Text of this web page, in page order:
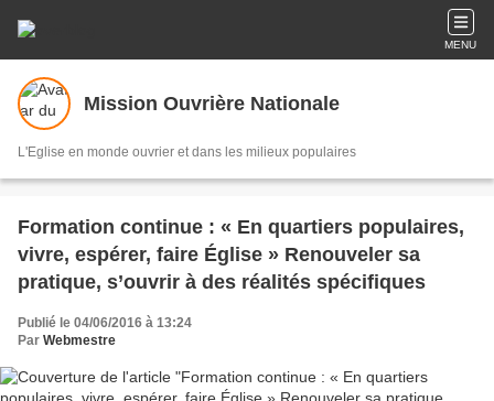
MENU
Mission Ouvrière Nationale
L'Eglise en monde ouvrier et dans les milieux populaires
Formation continue : « En quartiers populaires,
vivre, espérer, faire Église » Renouveler sa
pratique, s’ouvrir à des réalités spécifiques
Publié le 04/06/2016 à 13:24
Par Webmestre